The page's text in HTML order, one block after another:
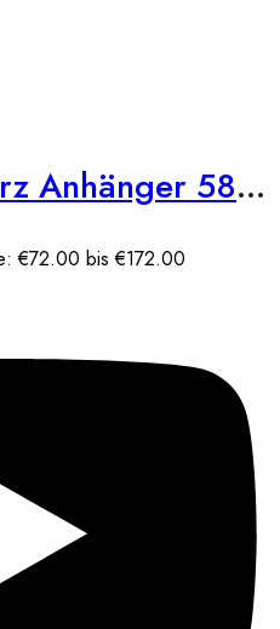
Halskette mit Herz Anhänger 585er Gelbgold
€72.00 bis €172.00